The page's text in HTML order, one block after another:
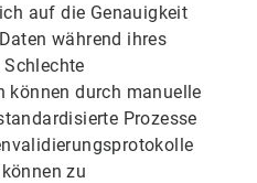
auf die Genauigkeit
während ihres
können durch manuelle
Prozesse
zu